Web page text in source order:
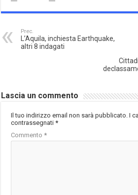
Prec.
L’Aquila, inchiesta Earthquake,
altri 8 indagati
Lascia un commento
Il tuo indirizzo email non sarà pubblicato. I
contrassegnati*
Commento*